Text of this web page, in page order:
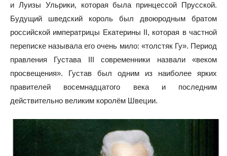
и Луизы Ульрики, которая была принцессой Прусской.
Будущий шведский король был двоюродным братом
российской императрицы Екатерины II, которая в частной
переписке называла его очень мило: «толстяк Гу». Период
правления Густава III современники назвали «веком
просвещения». Густав был одним из наиболее ярких
правителей восемнадцатого века и последним
действительно великим королём Швеции.